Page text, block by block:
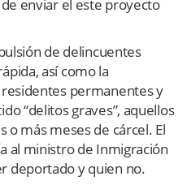
enviar el este proyecto
de delincuentes
así como la
permanentes y
“delitos graves”, aquellos
o más meses de cárcel. El
al ministro de Inmigración
deportado y quien no.